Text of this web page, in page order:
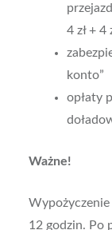
4 zł + 4
konto”
opłaty
Ważne!
12 godzin. Po